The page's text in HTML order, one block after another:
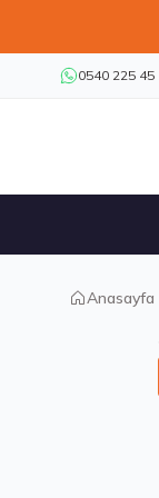
0540 225 45
Anasayfa